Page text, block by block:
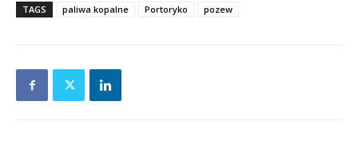
TAGS paliwa kopalne Portoryko pozew